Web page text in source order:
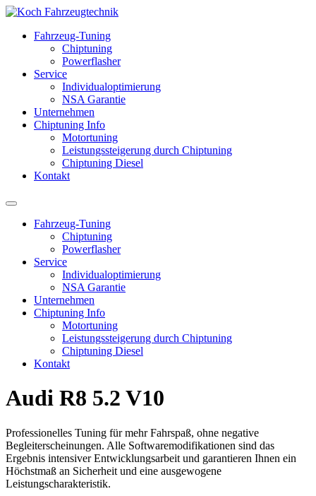
Fahrzeug-Tuning
Chiptuning
Powerflasher
Service
Individualoptimierung
NSA Garantie
Unternehmen
Chiptuning Info
Motortuning
Leistungssteigerung durch Chiptuning
Chiptuning Diesel
Kontakt
Fahrzeug-Tuning
Chiptuning
Powerflasher
Service
Individualoptimierung
NSA Garantie
Unternehmen
Chiptuning Info
Motortuning
Leistungssteigerung durch Chiptuning
Chiptuning Diesel
Kontakt
Audi R8 5.2 V10
Professionelles Tuning für mehr Fahrspaß, ohne negative
Begleiterscheinungen. Alle Softwaremodifikationen sind das
Ergebnis intensiver Entwicklungsarbeit und garantieren Ihnen ein
Höchstmaß an Sicherheit und eine ausgewogene
Leistungscharakteristik.